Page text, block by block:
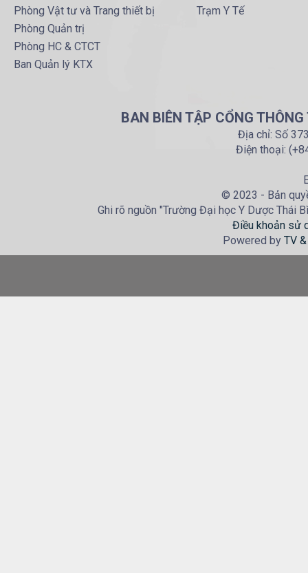
Phòng Vật tư và Trang thiết bị
Phòng Quản trị
Phòng HC & CTCT
Ban Quản lý KTX
Trạm Y Tế
BAN BIÊN TẬP CỔNG
Địa chỉ: Số
Điện thoại:
© 2023 - Bản
Ghi rõ nguồn "Trường Đại học Y Dược Thái
Điều khoản sử
Powered by TV